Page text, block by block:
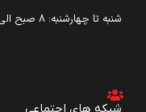
شنبه تا چهارشنبه: ۸ صبح الی 17 عصر
شبکه های اجتماعی